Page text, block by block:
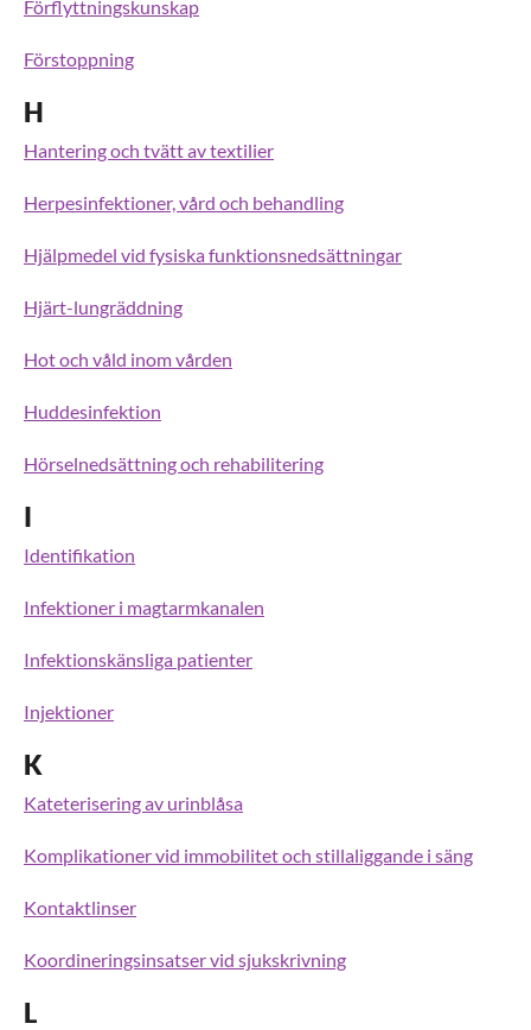
Förflyttningskunskap
Förstoppning
H
Hantering och tvätt av textilier
Herpesinfektioner, vård och behandling
Hjälpmedel vid fysiska funktionsnedsättningar
Hjärt-lungräddning
Hot och våld inom vården
Huddesinfektion
Hörselnedsättning och rehabilitering
I
Identifikation
Infektioner i magtarmkanalen
Infektionskänsliga patienter
Injektioner
K
Kateterisering av urinblåsa
Komplikationer vid immobilitet och stillaliggande i säng
Kontaktlinser
Koordineringsinsatser vid sjukskrivning
L